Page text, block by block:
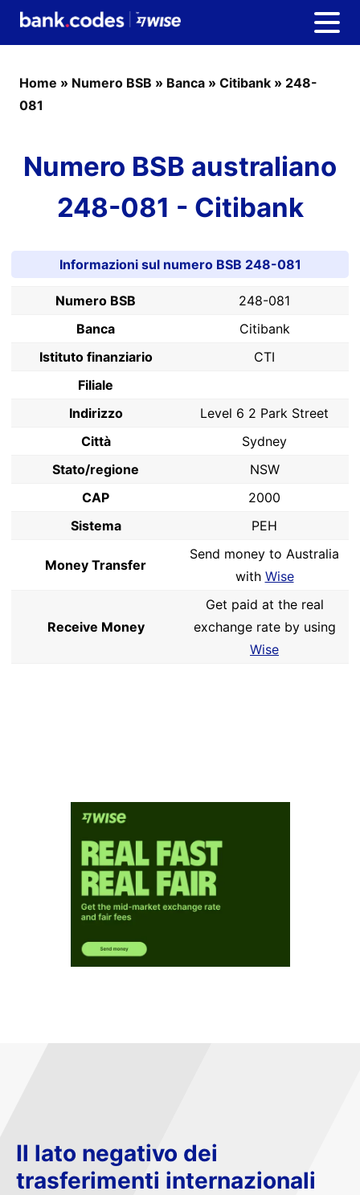
Home » Numero BSB » Banca » Citibank » 248-
081
Numero BSB australiano
248-081 - Citibank
Informazioni sul numero BSB 248-081
Numero BSB
248-081
Banca
Citibank
Istituto finanziario
CTI
Filiale
Indirizzo
Level 6 2 Park Street
Città
Sydney
Stato/regione
NSW
CAP
2000
Sistema
PEH
Money Transfer
Send money to Australia
with Wise
Receive Money
Get paid at the real
exchange rate by using
Wise
Il lato negativo dei
trasferimenti internazionali